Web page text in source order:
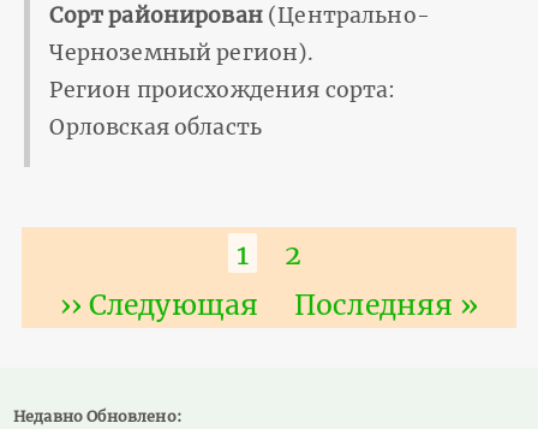
Сорт районирован(Центрально-
Черноземный регион).
Регион происхождения сорта:
Орловская область
Текущая
страница
1 Страница
2
Следующая
›› Следующая
Последняя
Последняя »
Недавно Обновлено: